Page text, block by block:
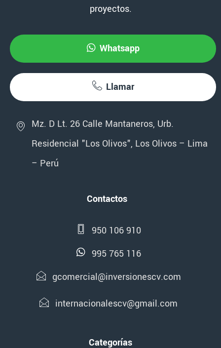
proyectos.
Whatsapp
Llamar
Mz. D Lt. 26 Calle Mantaneros, Urb.
Residencial "Los Olivos", Los Olivos – Lima
– Perú
Contactos
950 106 910
995 765 116
gcomercial@inversionescv.com
internacionalescv@gmail.com
Categorías